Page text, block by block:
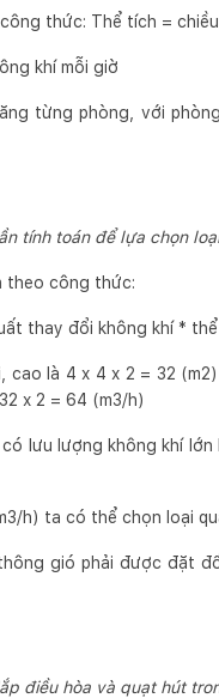
thức: Thể tích =
khí mỗi giờ
từng phòng, với
tính toán để lựa chọn
theo công thức:
thay đổi không khí *
cao là 4 x 4 x 2 = 32
x 2 = 64 (m3/h)
lưu lượng không khí
h) ta có thể chọn loại
gió phải được đặt
điều hòa và quạt hút